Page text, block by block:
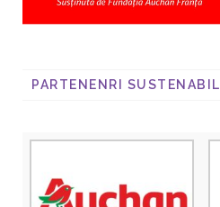
PARTENENRI SUSTENABILI